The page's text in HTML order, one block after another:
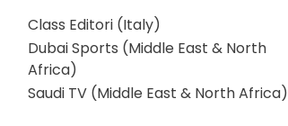
Class Editori (Italy)
Dubai Sports (Middle East & North
Africa)
Saudi TV (Middle East & North Africa)